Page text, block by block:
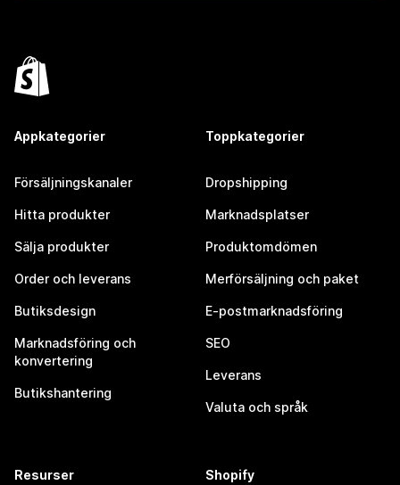
Appkategorier
Försäljningskanaler
Hitta produkter
Sälja produkter
Order och leverans
Butiksdesign
Marknadsföring och
konvertering
Butikshantering
Toppkategorier
Dropshipping
Marknadsplatser
Produktomdömen
Merförsäljning och paket
E-postmarknadsföring
SEO
Leverans
Valuta och språk
Resurser Shopify